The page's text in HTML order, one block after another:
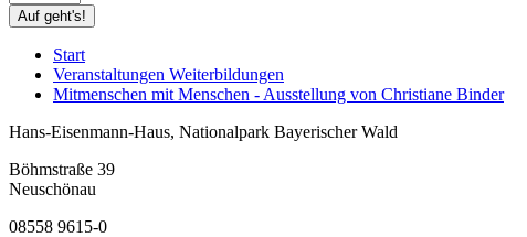
Auf geht's!
Start
Veranstaltungen Weiterbildungen
Mitmenschen mit Menschen - Ausstellung von Christiane Binder
Hans-Eisenmann-Haus, Nationalpark Bayerischer Wald
Böhmstraße 39
Neuschönau
08558 9615-0